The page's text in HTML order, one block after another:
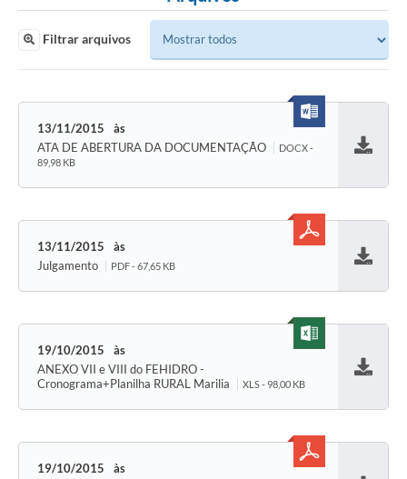
Filtrar arquivos
13/11/2015
ATA DE ABERTURA DA DOCUMENTAÇÃO
DOCX -
89,98 KB
13/11/2015
Julgamento
PDF - 67,65 KB
19/10/2015
ANEXO VII e VIII do FEHIDRO -
Cronograma+Planilha RURAL Marilia
XLS - 98,00 KB
19/10/2015